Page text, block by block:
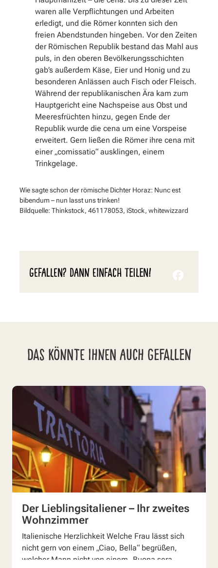
waren alle Verpflichtungen und Arbeiten
erledigt, und die Römer konnten sich den
freien Abendstunden hingeben. Vor den Zeiten
der Römischen Republik bestand das Mahl aus
puls, in den oberen Bevölkerungsschichten
gab’s außerdem Käse, Eier und Honig und zu
besonderen Anlässen auch Fisch oder Fleisch.
Während der republikanischen Ära kam zum
Hauptgericht eine Nachspeise aus Obst und
Meeresfrüchten hinzu, gegen Ende der
Republik wurde die cena um eine Vorspeise
erweitert. Gern ließen die Römer ihre cena mit
einer „comissatio“ ausklingen, einem
Trinkgelage.
Wie sagte schon der römische Dichter Horaz: Nunc est
bibendum – nun lasst uns trinken!
Bildquelle: Thinkstock, 461178053, iStock, whitewizzard
GEFALLEN? DANN EINFACH TEILEN!
DAS KÖNNTE IHNEN AUCH GEFALLEN
Der Lieblingsitaliener – Ihr zweites
Wohnzimmer
Italienische Herzlichkeit Welche Frau lässt sich
nicht gern von einem „Ciao, Bella“ begrüßen,
welcher Mann nicht von einem „Buona sera,